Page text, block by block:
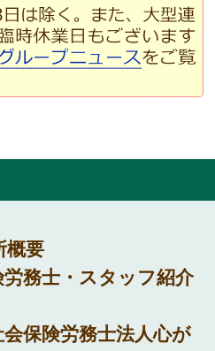
概要
務士・スタッフ紹介
保険労務士法人心が